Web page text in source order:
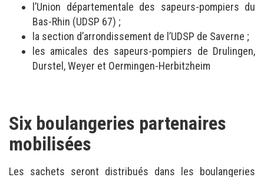
l’Union départementale des sapeurs-pompiers du
Bas-Rhin (UDSP 67) ;
la section d’arrondissement de l’UDSP de Saverne ;
les amicales des sapeurs-pompiers de Drulingen,
Durstel, Weyer et Oermingen-Herbitzheim
Six boulangeries partenaires
mobilisées
Les sachets seront distribués dans les boulangeries